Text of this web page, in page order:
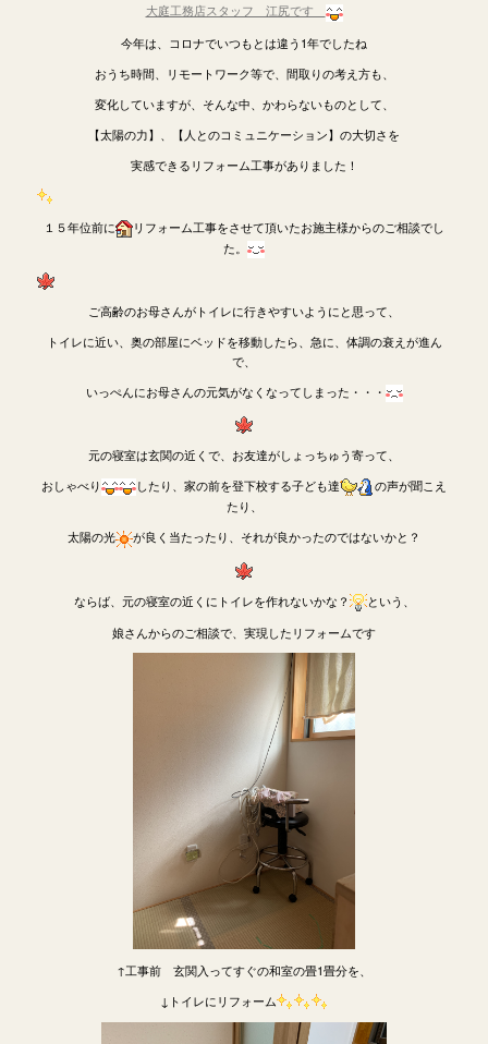
大庭工務店スタッフ 江尻です
今年は、コロナでいつもとは違う1年でしたね
おうち時間、リモートワーク等で、間取りの考え方も、
変化していますが、そんな中、かわらないものとして、
【太陽の力】、【人とのコミュニケーション】の大切さを
実感できるリフォーム工事がありました！
１５年位前に
リフォーム工事をさせて頂いたお施主様からのご相談でし
た。
ご高齢のお母さんがトイレに行きやすいようにと思って、
トイレに近い、奥の部屋にベッドを移動したら、急に、体調の衰えが進ん
で、
いっぺんにお母さんの元気がなくなってしまった・・・
元の寝室は玄関の近くで、お友達がしょっちゅう寄って、
おしゃべり
したり、家の前を登下校する子ども達
の声が聞こえ
たり、
太陽の光
が良く当たったり、それが良かったのではないかと？
ならば、元の寝室の近くにトイレを作れないかな？
という、
娘さんからのご相談で、実現したリフォームです
↑工事前 玄関入ってすぐの和室の畳1畳分を、
↓トイレにリフォーム